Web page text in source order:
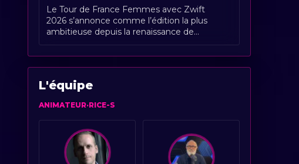
Le Tour de France Femmes avec Zwift
2026 s’annonce comme l’édition la plus
ambitieuse depuis la renaissance de
l’épreuve. Organisée du 1er au 9 août 2026,
[...]
L'équipe
ANIMATEUR·RICE-S